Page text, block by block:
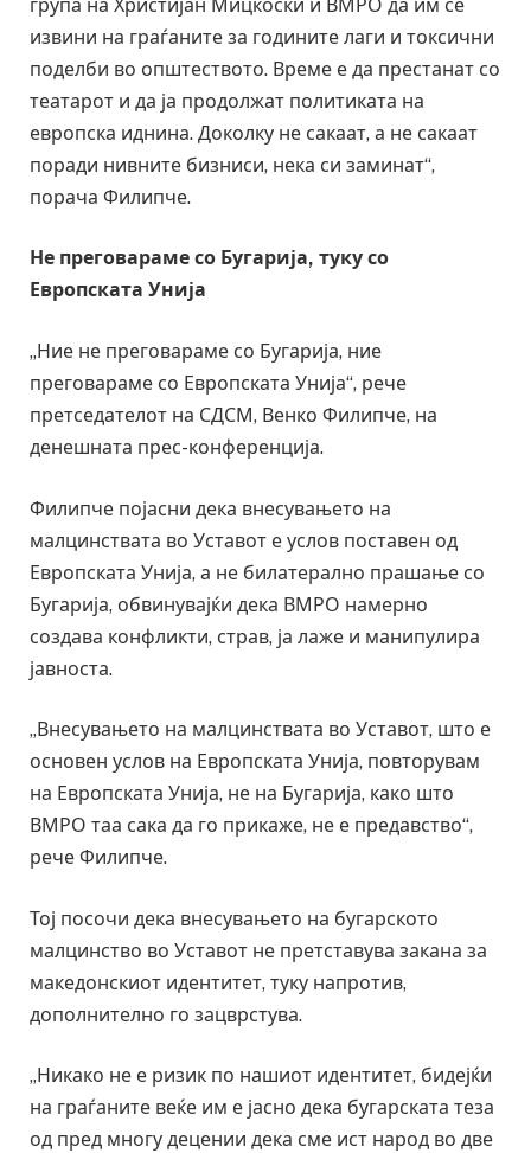
група на Христијан Мицкоски и ВМРО да им се
извини на граѓаните за годините лаги и токсични
поделби во општеството. Време е да престанат со
театарот и да ја продолжат политиката на
европска иднина. Доколку не сакаат, а не сакаат
поради нивните бизниси, нека си заминат“,
порача Филипче.
Не преговараме со Бугарија, туку со
Европската Унија
„Ние не преговараме со Бугарија, ние
преговараме со Европската Унија“, рече
претседателот на СДСМ, Венко Филипче, на
денешната прес-конференција.
Филипче појасни дека внесувањето на
малцинствата во Уставот е услов поставен од
Европската Унија, а не билатерално прашање со
Бугарија, обвинувајќи дека ВМРО намерно
создава конфликти, страв, ја лаже и манипулира
јавноста.
„Внесувањето на малцинствата во Уставот, што е
основен услов на Европската Унија, повторувам
на Европската Унија, не на Бугарија, како што
ВМРО таа сака да го прикаже, не е предавство“,
рече Филипче.
Тој посочи дека внесувањето на бугарското
малцинство во Уставот не претставува закана за
македонскиот идентитет, туку напротив,
дополнително го зацврстува.
„Никако не е ризик по нашиот идентитет, бидејќи
на граѓаните веќе им е јасно дека бугарската теза
од пред многу децении дека сме ист народ во две